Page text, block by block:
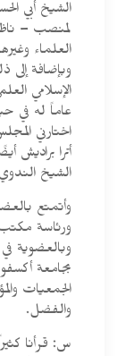
الشيخ أبي
لمنصب –
العلماء
وبإضافة
الإسلامي
عاماً له في
اختارني
أترا براديش
الشيخ
وأتمتع
ورئاسة مكتب
وبالعضوية
بجامعة
الجمعيات
والفضل.
س: قرأنا